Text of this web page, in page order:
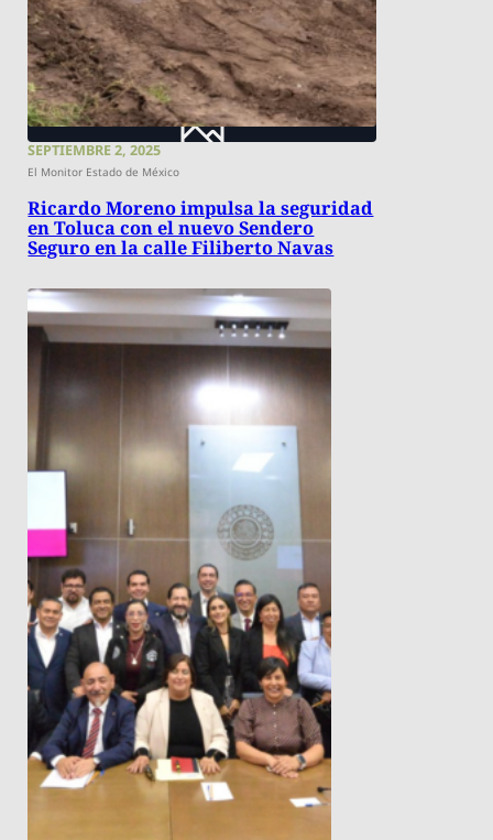
SEPTIEMBRE 2, 2025
El Monitor Estado de México
Ricardo Moreno impulsa la seguridad
en Toluca con el nuevo Sendero
Seguro en la calle Filiberto Navas